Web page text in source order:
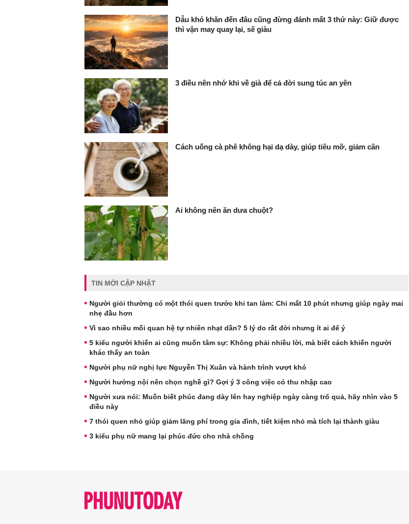
Dẫu khó khăn đến đâu cũng đừng đánh mất 3 thứ này: Giữ được
thì vận may quay lại, sẽ giàu
3 điều nên nhớ khi về già để cả đời sung túc an yên
Cách uống cà phê không hại dạ dày, giúp tiêu mỡ, giảm cân
Ai không nên ăn dưa chuột?
TIN MỚI CẬP NHẬT
Người giỏi thường có một thói quen trước khi tan làm: Chỉ mất 10 phút nhưng giúp ngày mai
nhẹ đầu hơn
Vì sao nhiều mối quan hệ tự nhiên nhạt dần? 5 lý do rất đời nhưng ít ai để ý
5 kiểu người khiến ai cũng muốn tâm sự: Không phải nhiều lời, mà biết cách khiến người
khác thấy an toàn
Người phụ nữ nghị lực Nguyễn Thị Xuân và hành trình vượt khó
Người hướng nội nên chọn nghề gì? Gợi ý 3 công việc có thu nhập cao
Người xưa nói: Muốn biết phúc đang dày lên hay nghiệp ngày càng trổ quả, hãy nhìn vào 5
điều này
7 thói quen nhỏ giúp giảm lãng phí trong gia đình, tiết kiệm nhỏ mà tích lại thành giàu
3 kiểu phụ nữ mang lại phúc đức cho nhà chồng